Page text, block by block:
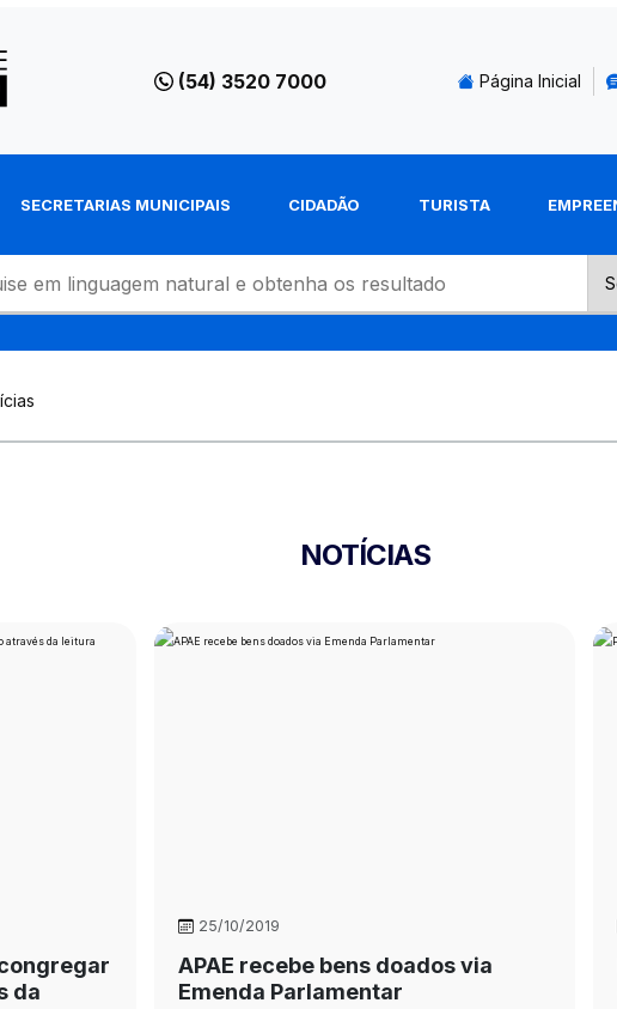
(54) 3520 7000 Página Inicial
SECRETARIAS MUNICIPAIS CIDADÃO TURISTA
NOTÍCIAS
da
25/10/2019
APAE recebe bens doados via
Emenda Parlamentar